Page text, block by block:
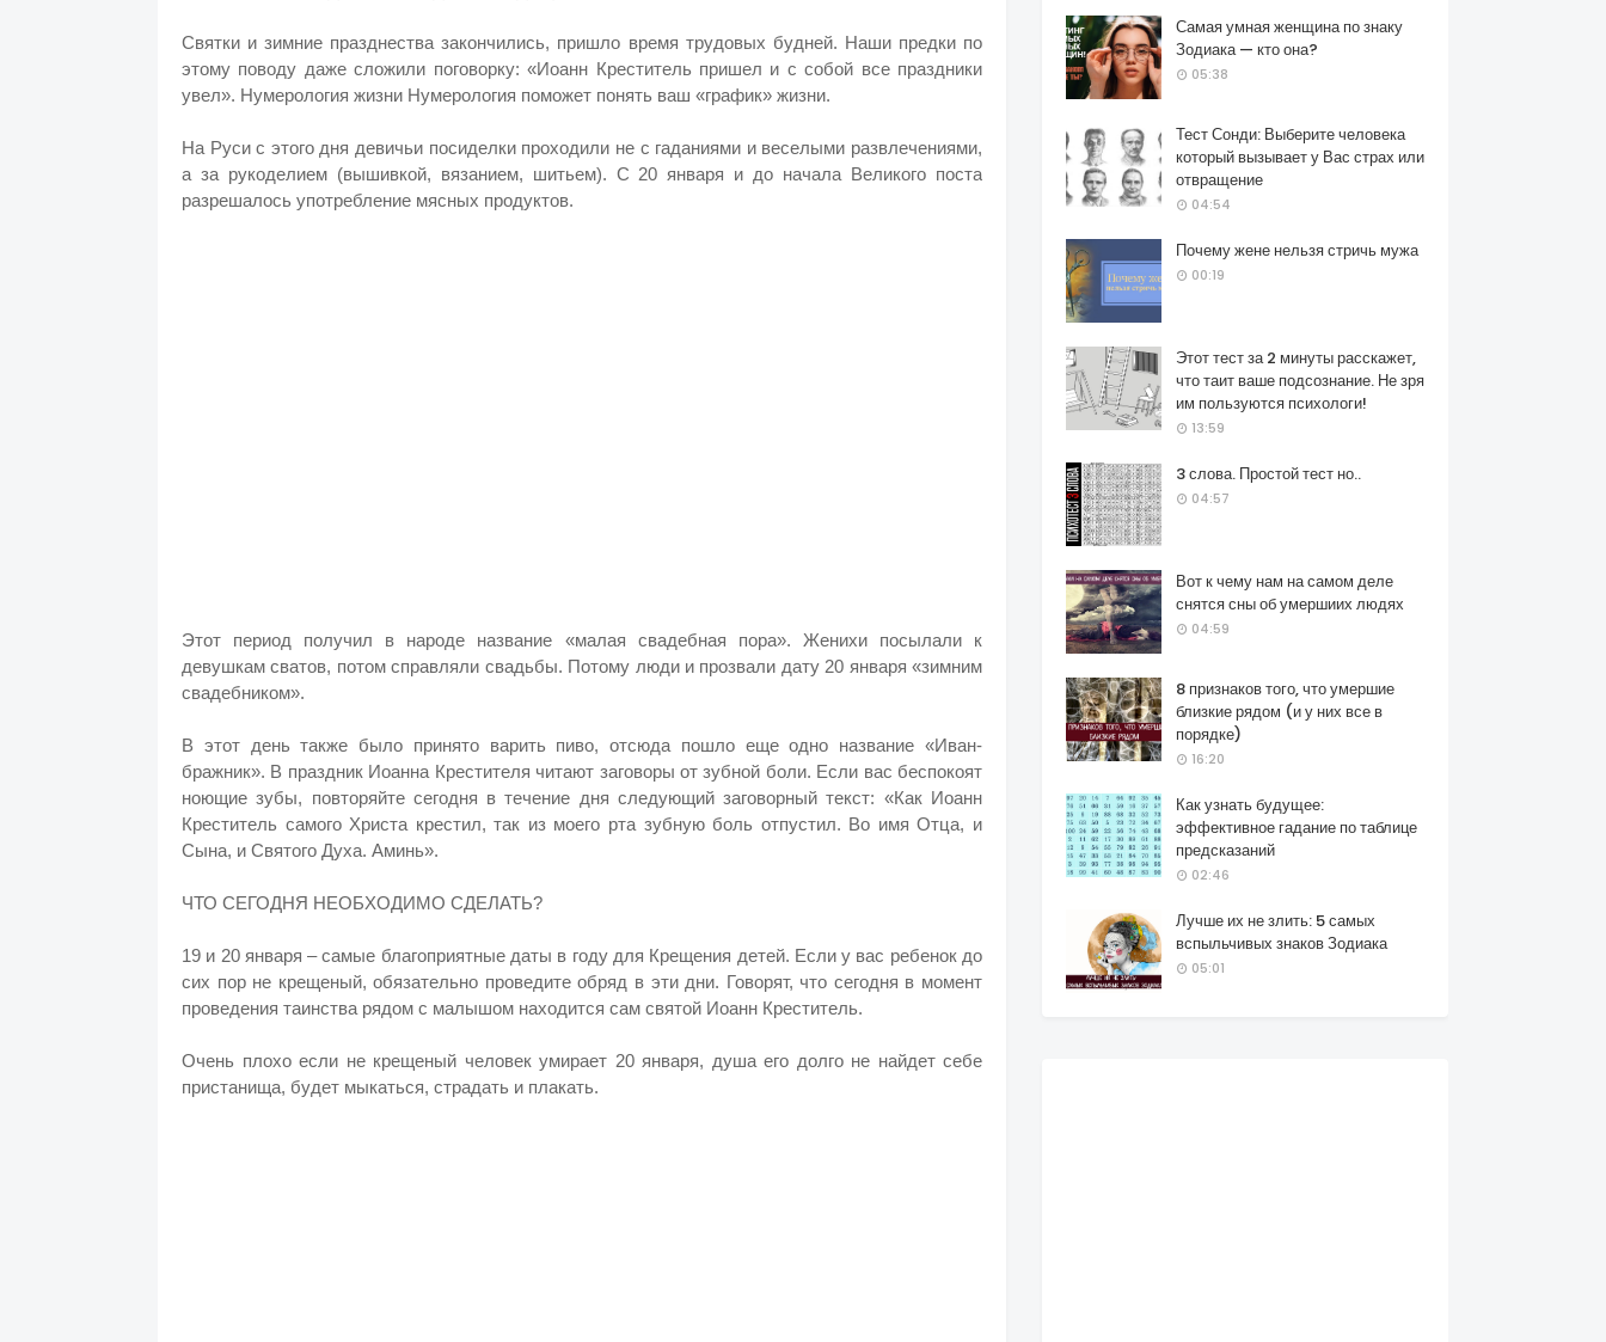
Святки и зимние празднества закончились, пришло время трудовых будней. Наши предки по
этому поводу даже сложили поговорку: «Иоанн Креститель пришел и с собой все праздники
увел». Нумерология жизни Нумерология поможет понять ваш «график» жизни.
На Руси с этого дня девичьи посиделки проходили не с гаданиями и веселыми развлечениями,
а за рукоделием (вышивкой, вязанием, шитьем). С 20 января и до начала Великого поста
разрешалось употребление мясных продуктов.
Этот период получил в народе название «малая свадебная пора». Женихи посылали к
девушкам сватов, потом справляли свадьбы. Потому люди и прозвали дату 20 января «зимним
свадебником».
В этот день также было принято варить пиво, отсюда пошло еще одно название «Иван-
бражник». В праздник Иоанна Крестителя читают заговоры от зубной боли. Если вас беспокоят
ноющие зубы, повторяйте сегодня в течение дня следующий заговорный текст: «Как Иоанн
Креститель самого Христа крестил, так из моего рта зубную боль отпустил. Во имя Отца, и
Сына, и Святого Духа. Аминь».
ЧТО СЕГОДНЯ НЕОБХОДИМО СДЕЛАТЬ?
19 и 20 января – самые благоприятные даты в году для Крещения детей. Если у вас ребенок до
сих пор не крещеный, обязательно проведите обряд в эти дни. Говорят, что сегодня в момент
проведения таинства рядом с малышом находится сам святой Иоанн Креститель.
Очень плохо если не крещеный человек умирает 20 января, душа его долго не найдет себе
пристанища, будет мыкаться, страдать и плакать.
Самая умная женщина по знаку
Зодиака — кто она?
05:38
Тест Сонди: Выберите человека
который вызывает у Вас страх или
отвращение
04:54
Почему жене нельзя стричь мужа
00:19
Этот тест за 2 минуты расскажет,
что таит ваше подсознание. Не зря
им пользуются психологи!
13:59
3 слова. Простой тест но..
04:57
Вот к чему нам на самом деле
снятся сны об умершиих людях
04:59
8 признаков того, что умершие
близкие рядом (и у них все в
порядке)
16:20
Как узнать будущее:
эффективное гадание по таблице
предсказаний
02:46
Лучше их не злить: 5 самых
вспыльчивых знаков Зодиака
05:01